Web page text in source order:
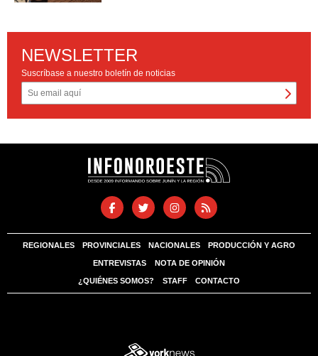
NEWSLETTER
Suscríbase a nuestro boletín de noticias
REGIONALES PROVINCIALES NACIONALES PRODUCCIÓN Y AGRO
ENTREVISTAS NOTA DE OPINIÓN
¿QUIÉNES SOMOS? STAFF CONTACTO